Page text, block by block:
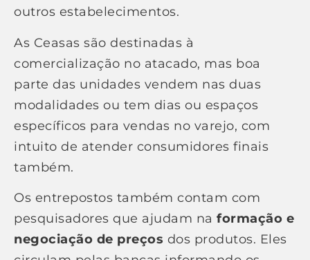
outros estabelecimentos.
As Ceasas são destinadas à
comercialização no atacado, mas boa
parte das unidades vendem nas duas
modalidades ou tem dias ou espaços
específicos para vendas no varejo, com
intuito de atender consumidores finais
também.
Os entrepostos também contam com
pesquisadores que ajudam na formação e
negociação de preços dos produtos. Eles